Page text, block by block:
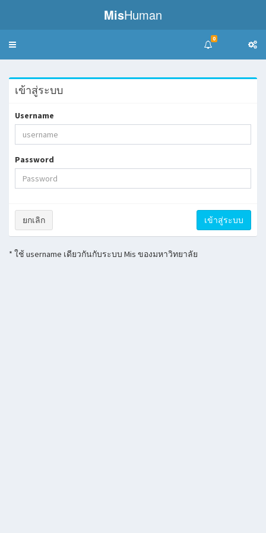
MisHuman
Toggle
0
เข้าสู่ระบบ
Username
Password
ยกเลิก
* ใช้ username เดียวกันกับระบบ Mis ของมหาวิทยาลัย